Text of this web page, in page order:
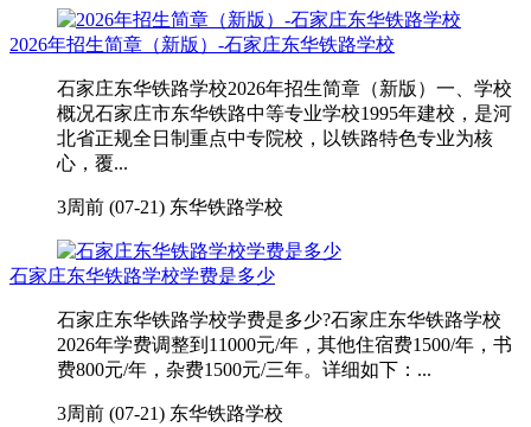
2026年招生简章（新版）-石家庄东华铁路学校
石家庄东华铁路学校2026年招生简章（新版）一、学校
概况石家庄市东华铁路中等专业学校1995年建校，是河
北省正规全日制重点中专院校，以铁路特色专业为核
心，覆...
3周前 (07-21) 东华铁路学校
石家庄东华铁路学校学费是多少
石家庄东华铁路学校学费是多少?石家庄东华铁路学校
2026年学费调整到11000元/年，其他住宿费1500/年，书
费800元/年，杂费1500元/三年。详细如下：...
3周前 (07-21) 东华铁路学校